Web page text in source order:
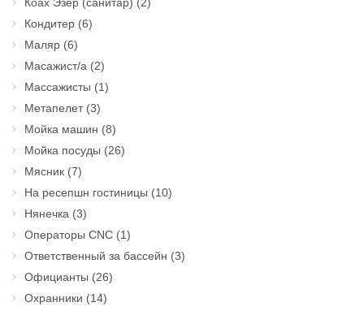
Кондитер (6)
Маляр (6)
Масажист/а (2)
Массажисты (1)
Метапелет(3)
Мойка машин (8)
Мойка посуды (26)
Мясник (7)
На ресепшн гостиницы (10)
Нянечка (3)
Операторы CNC (1)
Ответственный за бассейн (3)
Официанты (26)
Охранники (14)